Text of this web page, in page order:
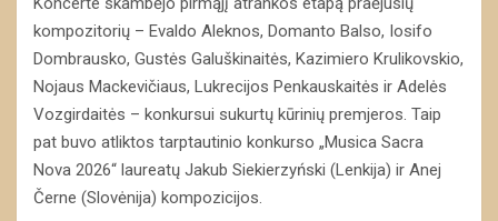
kompozitorių – Evaldo Aleknos, Domanto Balso, Iosifo
Dombrausko, Gustės Galuškinaitės, Kazimiero Krulikovskio,
Nojaus Mackevičiaus, Lukrecijos Penkauskaitės ir Adelės
Vozgirdaitės – konkursui sukurtų kūrinių premjeros. Taip
pat buvo atliktos tarptautinio konkurso „Musica Sacra
Nova 2026“ laureatų Jakub Siekierzyński (Lenkija) ir Anej
Černe (Slovėnija) kompozicijos.